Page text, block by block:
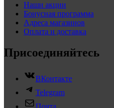
Наши акции
Бонусная программа
Адреса магазинов
Оплата и доставка
Присоединяйтесь
ВКонтакте
Telegram
Почта